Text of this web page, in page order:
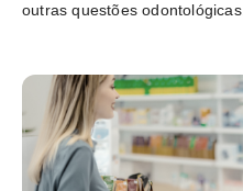
outras questões odontológicas.